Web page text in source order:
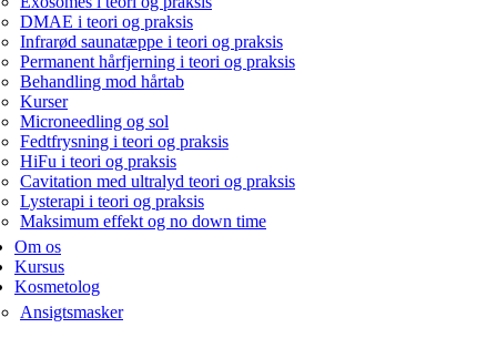
DMAE i teori og praksis
Infrarød saunatæppe i teori og praksis
Permanent hårfjerning i teori og praksis
Behandling mod hårtab
Kurser
Microneedling og sol
Fedtfrysning i teori og praksis
HiFu i teori og praksis
Cavitation med ultralyd teori og praksis
Lysterapi i teori og praksis
Maksimum effekt og no down time
Om os
Kursus
Kosmetolog
Ansigtsmasker